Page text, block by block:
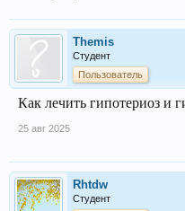
Themis
Студент
Пользователь
Как лечить гипотериоз и
25 авг 2025
Rhtdw
Студент